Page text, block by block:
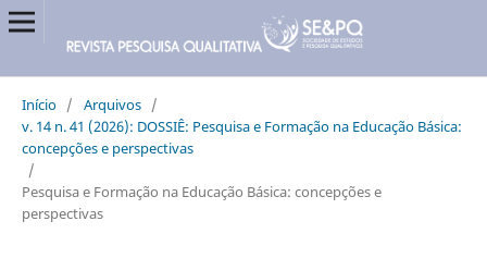
Início / Arquivos /
v. 14 n. 41 (2026): DOSSIÊ: Pesquisa e Formação na Educação Básica:
concepções e perspectivas
/
Pesquisa e Formação na Educação Básica: concepções e
perspectivas